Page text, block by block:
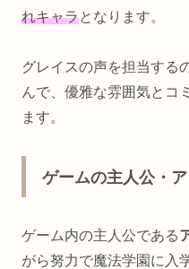
れキャラとなります。
グレイスの声を担当する
んで、優雅な雰囲気とコ
ます。
ゲームの主人公・
ゲーム内の主人公である
がら努力で魔法学園に入